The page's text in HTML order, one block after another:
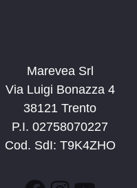
Marevea Srl
Via Luigi Bonazza 4
38121 Trento
P.I. 02758070227
Cod. SdI: T9K4ZHO